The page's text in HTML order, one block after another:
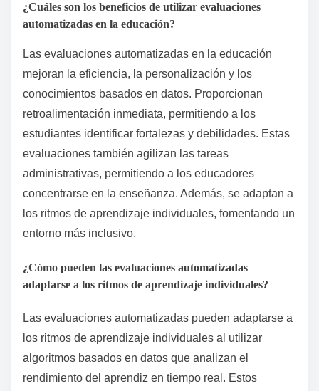
¿Cuáles son los beneficios de utilizar evaluaciones
automatizadas en la educación?
Las evaluaciones automatizadas en la educación
mejoran la eficiencia, la personalización y los
conocimientos basados en datos. Proporcionan
retroalimentación inmediata, permitiendo a los
estudiantes identificar fortalezas y debilidades. Estas
evaluaciones también agilizan las tareas
administrativas, permitiendo a los educadores
concentrarse en la enseñanza. Además, se adaptan a
los ritmos de aprendizaje individuales, fomentando un
entorno más inclusivo.
¿Cómo pueden las evaluaciones automatizadas
adaptarse a los ritmos de aprendizaje individuales?
Las evaluaciones automatizadas pueden adaptarse a
los ritmos de aprendizaje individuales al utilizar
algoritmos basados en datos que analizan el
rendimiento del aprendiz en tiempo real. Estos